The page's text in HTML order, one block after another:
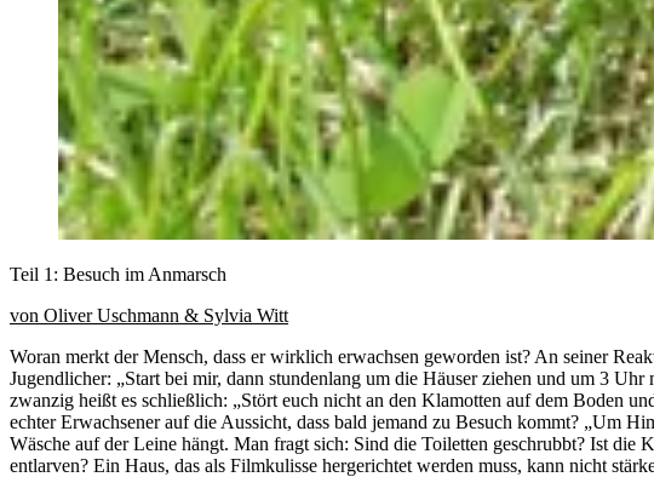
Teil 1: Besuch im Anmarsch
von Oliver Uschmann & Sylvia Witt
Woran merkt der Mensch, dass er wirklich erwachsen geworden ist? An seiner
Jugendlicher: „Start bei mir, dann stundenlang um die Häuser ziehen und um 3
zwanzig heißt es schließlich: „Stört euch nicht an den Klamotten auf dem Boden
echter Erwachsener auf die Aussicht, dass bald jemand zu Besuch kommt? „Um
Wäsche auf der Leine hängt. Man fragt sich: Sind die Toiletten geschrubbt? Ist
entlarven? Ein Haus, das als Filmkulisse hergerichtet werden muss, kann nicht